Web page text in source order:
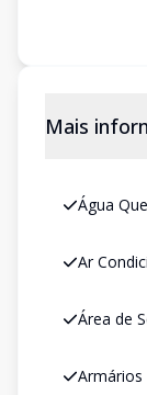
Mais
Água
Ar
Área de
Armários